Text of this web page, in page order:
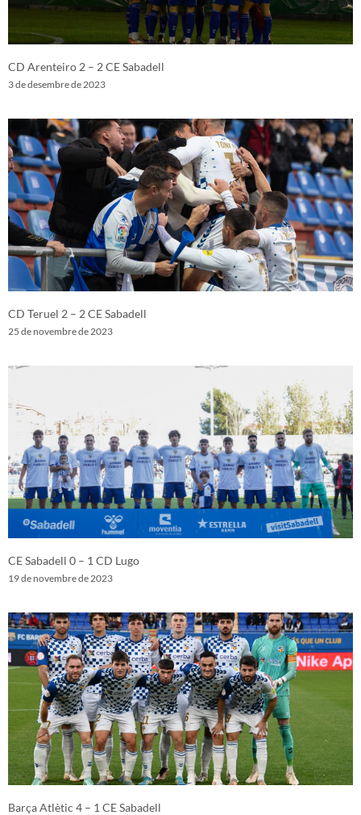
CD Arenteiro 2 – 2 CE Sabadell
3 de desembre de 2023
CD Teruel 2 – 2 CE Sabadell
25 de novembre de 2023
CE Sabadell 0 – 1 CD Lugo
19 de novembre de 2023
Barça Atlètic 4 – 1 CE Sabadell